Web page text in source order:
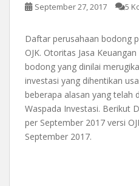
September 27, 2017 5
Daftar perusahaan bodong
OJK. Otoritas Jasa
bodong yang dinilai
investasi yang dihentikan
beberapa alasan yang telah
Waspada Investasi. Berikut
per September 2017 versi
September 2017.